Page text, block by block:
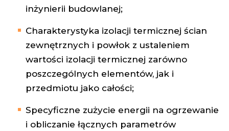
inżynierii budowlanej;
Charakterystyka izolacji termicznej ścian
zewnętrznych i powłok z ustaleniem
wartości izolacji termicznej zarówno
poszczególnych elementów, jak i
przedmiotu jako całości;
Specyficzne zużycie energii na ogrzewanie
i obliczanie łącznych parametrów